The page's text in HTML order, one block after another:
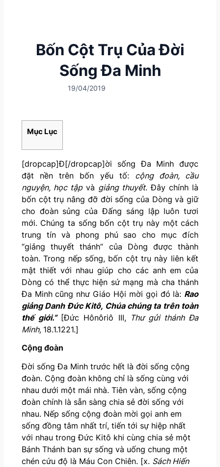
Bốn Cột Trụ Của Đời
Sống Đa Minh
19/04/2019
Mục Lục
[dropcap]Đ[/dropcap]ời sống Đa Minh được
đặt nền trên bốn yếu tố: cộng đoàn, cầu
nguyện, học tậpvà giảng thuyết. Đây chính là
bốn cột trụ nâng đỡ đời sống của Dòng và giữ
cho đoàn sủng của Đấng sáng lập luôn tươi
mới. Chúng ta sống bốn cột trụ này một cách
trung tín và phong phú sao cho mục đích
“giảng thuyết thánh” của Dòng được thành
toàn. Trong nếp sống, bốn cột trụ này liên kết
mật thiết với nhau giúp cho các anh em của
Dòng có thể thực hiện sứ mạng mà cha thánh
Đa Minh cũng như Giáo Hội mời gọi đó là: Rao
giảng Danh Đức Kitô, Chúa chúng ta trên toàn
thế giới.” [Đức Hônôriô III,Thư gửi thánh Đa
Minh, 18.1.1221.]
Cộng đoàn
Đời sống Đa Minh trước hết là đời sống cộng
đoàn. Cộng đoàn không chỉ là sống cùng với
nhau dưới một mái nhà. Tiên vàn, sống cộng
đoàn chính là sẵn sàng chia sẻ đời sống với
nhau. Nếp sống cộng đoàn mời gọi anh em
sống đồng tâm nhất trí, tiến tới sự hiệp nhất
với nhau trong Đức Kitô khi cùng chia sẻ một
Bánh Thánh ban sự sống và uống chung một
chén cứu độ là Máu Con Chiên. [x. Sách Hiến